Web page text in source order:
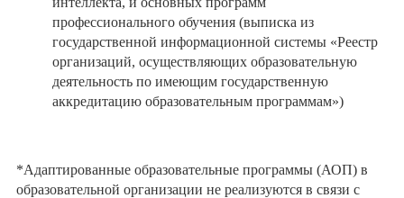
профессионального обучения (выписка из
государственной информационной системы «Реестр
организаций, осуществляющих образовательную
деятельность по имеющим государственную
аккредитацию образовательным программам»)
*Адаптированные образовательные программы (АОП) в
образовательной организации не реализуются в связи с